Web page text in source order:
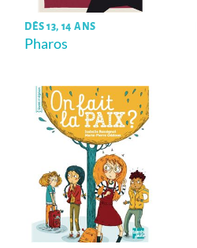
DÈS 13, 14 ANS
Pharos